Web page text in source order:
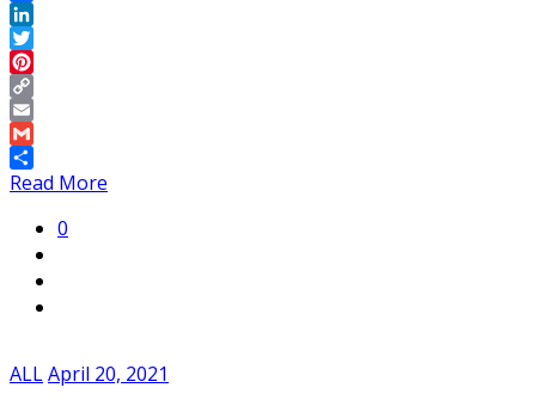
Facebook
LinkedIn
Twitter
Pinterest
Copy
Link
Email
Gmail
Share
Read More
0
ALLApril 20, 2021